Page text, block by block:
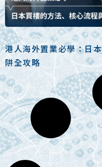
港人海外置業必學：日
阱全攻略